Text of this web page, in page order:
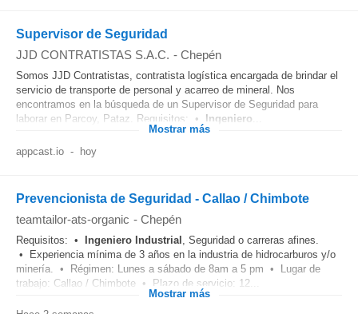
Supervisor de Seguridad
JJD CONTRATISTAS S.A.C. - Chepén
Somos JJD Contratistas, contratista logística encargada de brindar el
servicio de transporte de personal y acarreo de mineral. Nos
encontramos en la búsqueda de un Supervisor de Seguridad para
laborar en Parcoy, Pataz. Requisitos: • Ingeniero
Mostrar más
appcast.io - hoy
Prevencionista de Seguridad - Callao / Chimbote
teamtailor-ats-organic - Chepén
Requisitos: • Ingeniero Industrial , Seguridad o carreras afines.
• Experiencia mínima de 3 años en la industria de hidrocarburos y/o
minería. • Régimen: Lunes a sábado de 8am a 5 pm • Lugar de
trabajo: Callao / Chimbote • Plazo de servicio: 12...
Mostrar más